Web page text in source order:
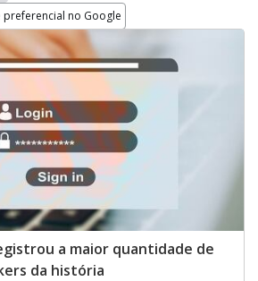
no Google
a maior quantidade de
da história